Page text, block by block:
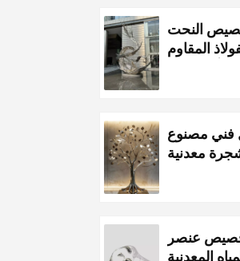
النحت
المقاوم
فني مصنوع
معدنية
عنصر
المعدنية